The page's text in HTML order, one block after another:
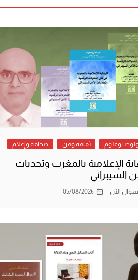
وعلوم ثقافة وفن صحافة وإعلام
الإعلامية بالمغرب وتحديات
السيبراني
الآن 05/08/2026